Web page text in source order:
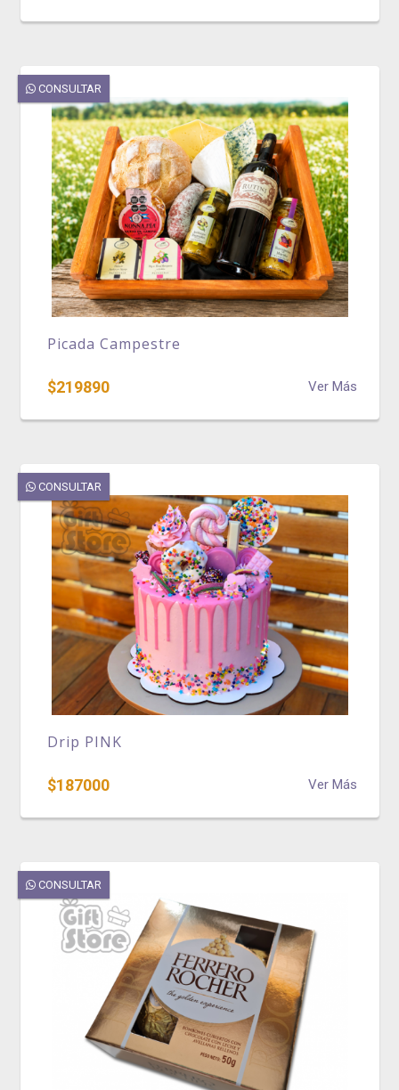
CONSULTAR
Picada Campestre
$219890 Ver Más
CONSULTAR
Drip PINK
$187000 Ver Más
CONSULTAR